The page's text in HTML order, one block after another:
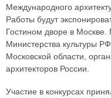
Международного
Работы будут
Гостином дворе в
Министерства культуры
Московской области,
архитекторов России.
Участие в конкурсах